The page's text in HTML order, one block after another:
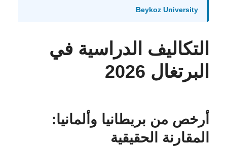
Beykoz University
التكاليف الدراسية في
البرتغال 2026
أرخص من بريطانيا وألمانيا:
المقارنة الحقيقية